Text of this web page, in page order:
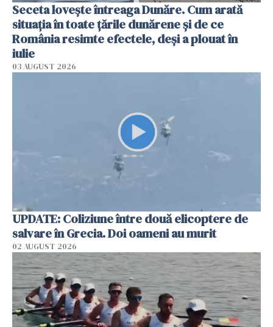
Seceta lovește întreaga Dunăre. Cum arată
situația în toate țările dunărene și de ce
România resimte efectele, deși a plouat în
iulie
03 AUGUST 2026
UPDATE: Coliziune între două elicoptere de
salvare în Grecia. Doi oameni au murit
02 AUGUST 2026